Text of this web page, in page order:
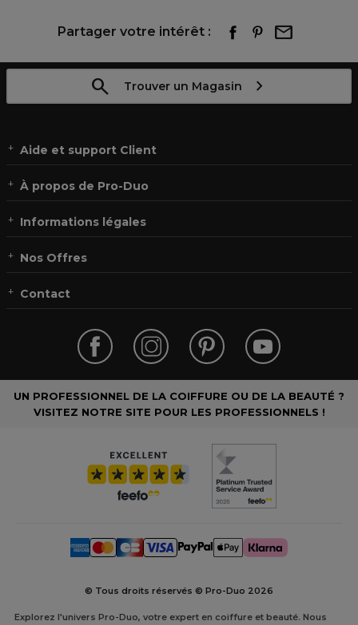
Partager votre intérêt :
Trouver un Magasin
Aide et support Client
À propos de Pro-Duo
Informations légales
Nos Offres
Contact
UN PROFESSIONNEL DE LA COIFFURE OU DE LA BEAUTÉ ?
VISITEZ NOTRE SITE POUR LES PROFESSIONNELS !
© Tous droits réservés © Pro-Duo 2026
Explorez l'univers Pro-Duo, votre expert en coiffure et beauté. Nous